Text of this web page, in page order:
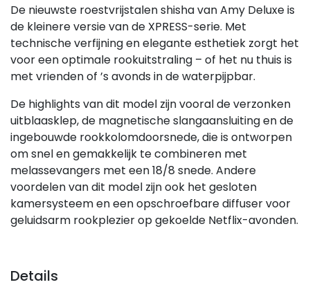
De nieuwste roestvrijstalen shisha van Amy Deluxe is
de kleinere versie van de XPRESS-serie. Met
technische verfijning en elegante esthetiek zorgt het
voor een optimale rookuitstraling – of het nu thuis is
met vrienden of ’s avonds in de waterpijpbar.
De highlights van dit model zijn vooral de verzonken
uitblaasklep, de magnetische slangaansluiting en de
ingebouwde rookkolomdoorsnede, die is ontworpen
om snel en gemakkelijk te combineren met
melassevangers met een 18/8 snede. Andere
voordelen van dit model zijn ook het gesloten
kamersysteem en een opschroefbare diffuser voor
geluidsarm rookplezier op gekoelde Netflix-avonden.
Details